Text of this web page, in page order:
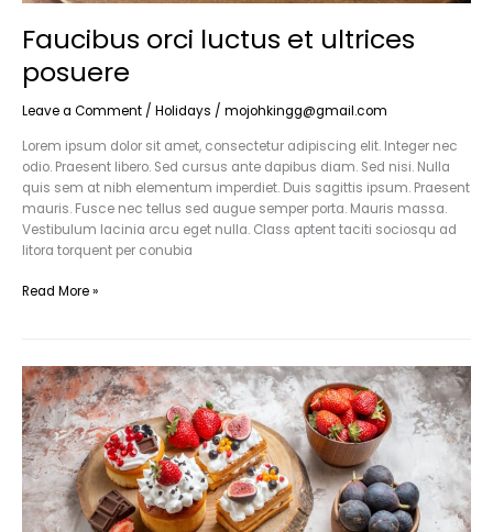
Faucibus orci luctus et ultrices
posuere
Leave a Comment / Holidays / mojohkingg@gmail.com
Lorem ipsum dolor sit amet, consectetur adipiscing elit. Integer nec
odio. Praesent libero. Sed cursus ante dapibus diam. Sed nisi. Nulla
quis sem at nibh elementum imperdiet. Duis sagittis ipsum. Praesent
mauris. Fusce nec tellus sed augue semper porta. Mauris massa.
Vestibulum lacinia arcu eget nulla. Class aptent taciti sociosqu ad
litora torquent per conubia
Read More »
Integer
euismod
lacus
luctus
magna